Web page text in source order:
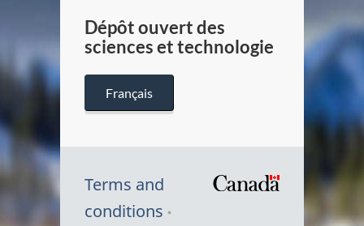
Dépôt ouvert des
sciences et technologie
Français
Terms and
conditions
Symbole